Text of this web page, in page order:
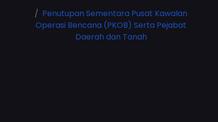
Penutupan Sementara Pusat Kawalan
Operasi Bencana (PKOB) Serta Pejabat
Daerah dan Tanah